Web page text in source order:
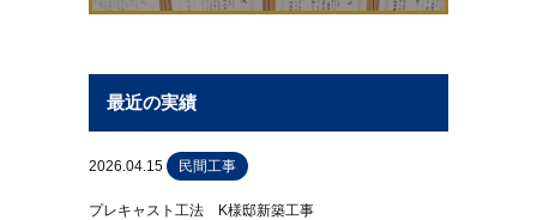
最近の実績
2026.04.15 民間工事
プレキャスト工法 K様邸新築工事